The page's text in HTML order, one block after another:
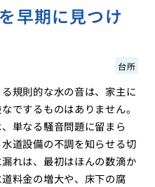
早期に見つけ
台所
規則的な水の音は、家主に
でするものはありません。
単なる騒音問題に留まら
道設備の不調を知らせる切
れは、最初はほんの数滴か
料金の増大や、床下の腐